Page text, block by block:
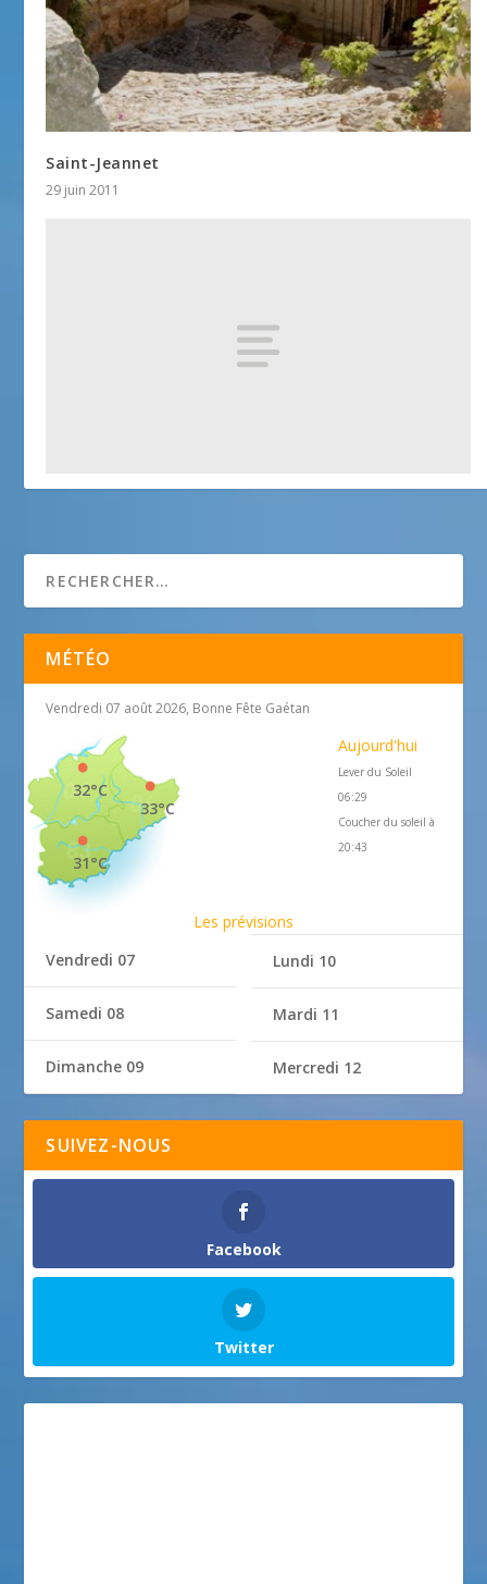
Saint-Jeannet
29 juin 2011
MÉTÉO
Vendredi 07 août 2026, Bonne Fête Gaétan
33°C
32°C
31°C
Aujourd'hui
Lever du Soleil
06:29
Coucher du soleil à
20:43
Les prévisions
Vendredi 07
Samedi 08
Dimanche 09
Lundi 10
Mardi 11
Mercredi 12
SUIVEZ-NOUS
Facebook
Twitter